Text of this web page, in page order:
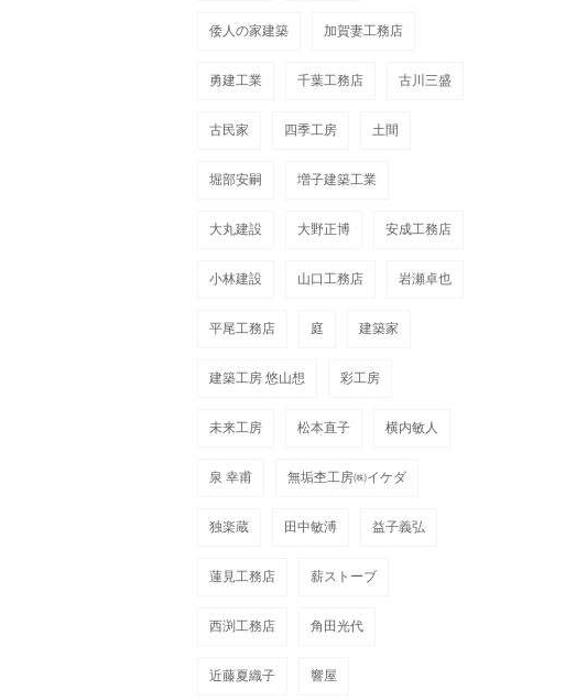
倭人の家建築 加賀妻工務店
勇建工業 千葉工務店 古川三盛
古民家 四季工房 土間
堀部安嗣 増子建築工業
大丸建設 大野正博 安成工務店
小林建設 山口工務店 岩瀬卓也
平尾工務店 庭 建築家
建築工房 悠山想 彩工房
未来工房 松本直子 横内敏人
泉 幸甫 無垢杢工房㈱イケダ
独楽蔵 田中敏溥 益子義弘
蓮見工務店 薪ストーブ
西渕工務店 角田光代
近藤夏織子 響屋